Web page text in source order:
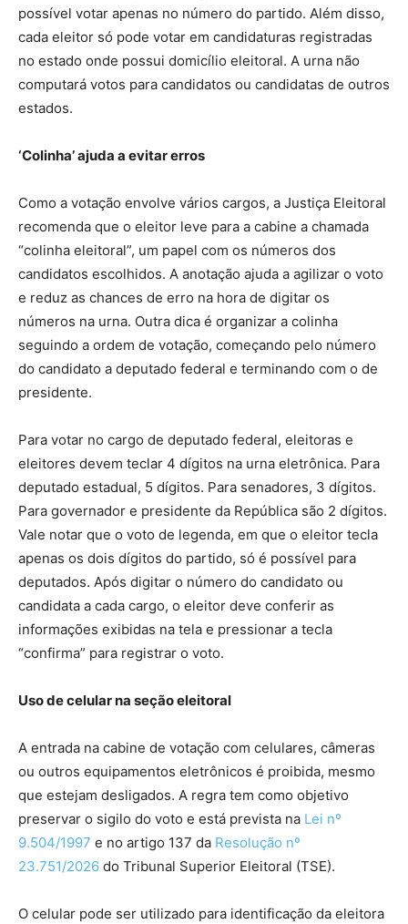
possível votar apenas no número do partido. Além disso,
cada eleitor só pode votar em candidaturas registradas
no estado onde possui domicílio eleitoral. A urna não
computará votos para candidatos ou candidatas de outros
estados.
‘Colinha’ ajuda a evitar erros
Como a votação envolve vários cargos, a Justiça Eleitoral
recomenda que o eleitor leve para a cabine a chamada
“colinha eleitoral”, um papel com os números dos
candidatos escolhidos. A anotação ajuda a agilizar o voto
e reduz as chances de erro na hora de digitar os
números na urna. Outra dica é organizar a colinha
seguindo a ordem de votação, começando pelo número
do candidato a deputado federal e terminando com o de
presidente.
Para votar no cargo de deputado federal, eleitoras e
eleitores devem teclar 4 dígitos na urna eletrônica. Para
deputado estadual, 5 dígitos. Para senadores, 3 dígitos.
Para governador e presidente da República são 2 dígitos.
Vale notar que o voto de legenda, em que o eleitor tecla
apenas os dois dígitos do partido, só é possível para
deputados. Após digitar o número do candidato ou
candidata a cada cargo, o eleitor deve conferir as
informações exibidas na tela e pressionar a tecla
“confirma” para registrar o voto.
Uso de celular na seção eleitoral
A entrada na cabine de votação com celulares, câmeras
ou outros equipamentos eletrônicos é proibida, mesmo
que estejam desligados. A regra tem como objetivo
preservar o sigilo do voto e está prevista na Lei nº
9.504/1997 e no artigo 137 da Resolução nº
23.751/2026 do Tribunal Superior Eleitoral (TSE).
O celular pode ser utilizado para identificação da eleitora